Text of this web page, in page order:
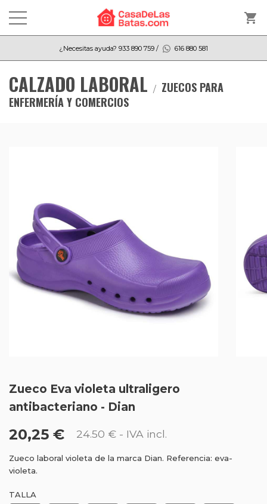
shopping_cart
¿Necesitas ayuda? 933 890 759 / 616 880 581
CALZADO LABORAL
ZUECOS PARA
ENFERMERÍA Y COMERCIOS
Zueco Eva violeta ultraligero
antibacteriano - Dian
20,25 € 24.50 € - IVA incl.
Zueco laboral violeta de la marca Dian. Referencia: eva-
violeta.
TALLA